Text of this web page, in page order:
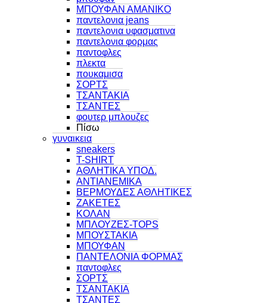
ΜΠΟΥΦΑΝ ΑΜΑΝΙΚΟ
παντελονια jeans
παντελονια υφασματινα
παντελονια φορμας
παντοφλες
πλεκτα
πουκαμισα
ΣΟΡΤΣ
ΤΣΑΝΤΑΚΙΑ
ΤΣΑΝΤΕΣ
φουτερ μπλουζες
Πίσω
γυναικεια
sneakers
T-SHIRT
ΑΘΛΗΤΙΚΑ ΥΠΟΔ.
ΑΝΤΙΑΝΕΜΙΚΑ
ΒΕΡΜΟΥΔΕΣ ΑΘΛΗΤΙΚΕΣ
ΖΑΚΕΤΕΣ
ΚΟΛΑΝ
ΜΠΛΟΥΖΕΣ-TOPS
ΜΠΟΥΣΤΑΚΙΑ
ΜΠΟΥΦΑΝ
ΠΑΝΤΕΛΟΝΙΑ ΦΟΡΜΑΣ
παντοφλες
ΣΟΡΤΣ
ΤΣΑΝΤΑΚΙΑ
ΤΣΑΝΤΕΣ